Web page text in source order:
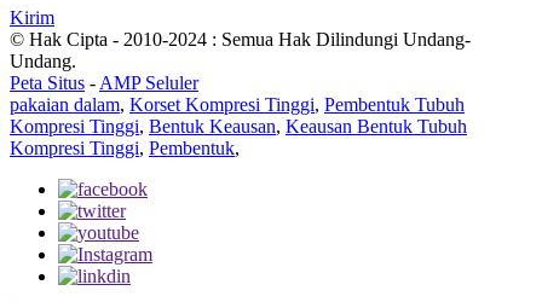
Kirim
© Hak Cipta - 2010-2024 : Semua Hak Dilindungi Undang-
Undang.
Peta Situs - AMP Seluler
pakaian dalam, Korset Kompresi Tinggi, Pembentuk Tubuh
Kompresi Tinggi, Bentuk Keausan, Keausan Bentuk Tubuh
Kompresi Tinggi, Pembentuk,